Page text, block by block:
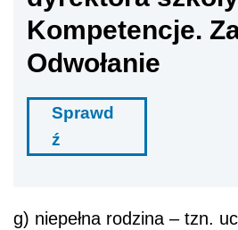
Kompetencje.
Odwołanie
Sprawd
ź
g) niepełna rodzina – tzn.